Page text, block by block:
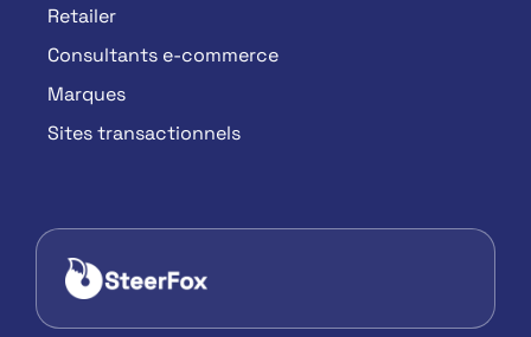
Retailer
Consultants e-commerce
Marques
Sites transactionnels